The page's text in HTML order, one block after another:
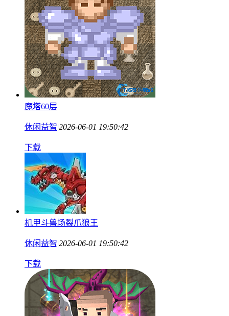
魔塔60层
休闲益智|2026-06-01 19:50:42
下载
机甲斗兽场裂爪狼王
休闲益智|2026-06-01 19:50:42
下载